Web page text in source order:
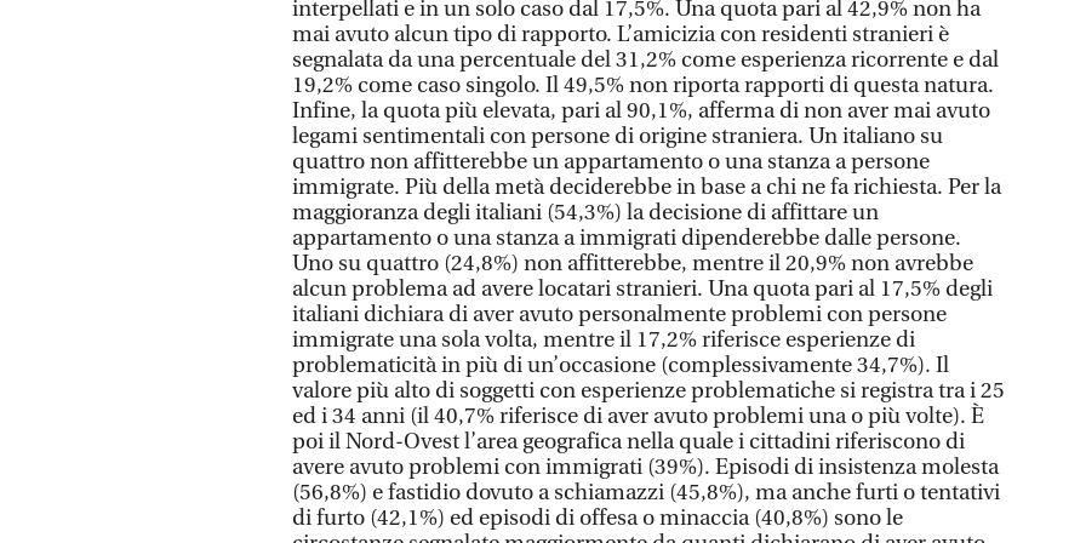
interpellati e in un solo caso dal 17,5%. Una quota pari al 42,9% non ha
mai avuto alcun tipo di rapporto. L’amicizia con residenti stranieri è
segnalata da una percentuale del 31,2% come esperienza ricorrente e dal
19,2% come caso singolo. Il 49,5% non riporta rapporti di questa natura.
Infine, la quota più elevata, pari al 90,1%, afferma di non aver mai avuto
legami sentimentali con persone di origine straniera. Un italiano su
quattro non affitterebbe un appartamento o una stanza a persone
immigrate. Più della metà deciderebbe in base a chi ne fa richiesta. Per la
maggioranza degli italiani (54,3%) la decisione di affittare un
appartamento o una stanza a immigrati dipenderebbe dalle persone.
Uno su quattro (24,8%) non affitterebbe, mentre il 20,9% non avrebbe
alcun problema ad avere locatari stranieri. Una quota pari al 17,5% degli
italiani dichiara di aver avuto personalmente problemi con persone
immigrate una sola volta, mentre il 17,2% riferisce esperienze di
problematicità in più di un’occasione (complessivamente 34,7%). Il
valore più alto di soggetti con esperienze problematiche si registra tra i 25
ed i 34 anni (il 40,7% riferisce di aver avuto problemi una o più volte). È
poi il Nord-Ovest l’area geografica nella quale i cittadini riferiscono di
avere avuto problemi con immigrati (39%). Episodi di insistenza molesta
(56,8%) e fastidio dovuto a schiamazzi (45,8%), ma anche furti o tentativi
di furto (42,1%) ed episodi di offesa o minaccia (40,8%) sono le